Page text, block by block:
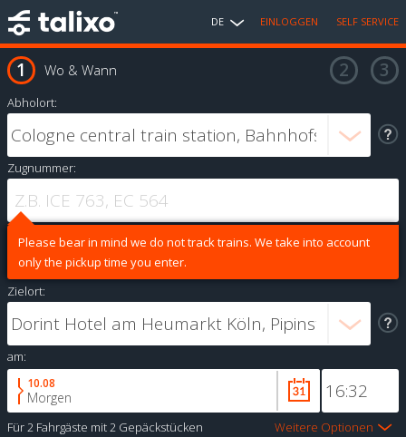
DE EINLOGGEN SELF SERVICE
Wo & Wann
Abholort:
Zugnummer:
Please bear in mind we do not track trains. We take into account
only the pickup time you enter.
Zielort:
am:
10.08
Morgen
Für2 Fahrgäste mit2 Gepäckstücken Weitere Optionen